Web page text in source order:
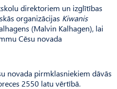
direktoriem un izglītības
organizācijas Kiwanis
(Malvin Kalhagen), lai
Cēsu novada
novada pirmklasniekiem dāvās
2550 latu vērtībā.